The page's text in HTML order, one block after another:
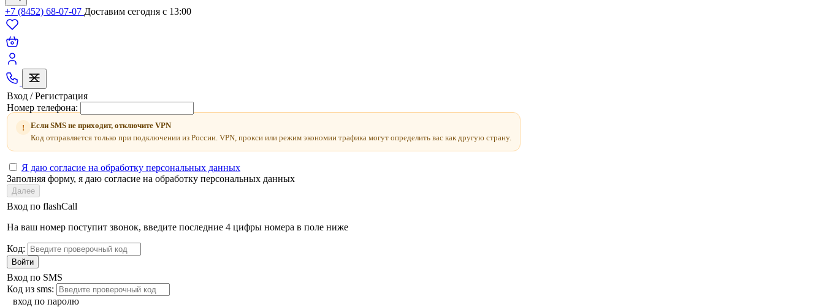
+7 (8452) 68-07-07 Доставим сегодня c 13:00
Вход / Регистрация
Номер телефона:
!
Если SMS не приходит, отключите VPN
Код отправляется только при подключении из России. VPN, прокси или режим экономии трафика могут определить вас как другую страну.
Я даю согласие на обработку персональных данных
Заполняя форму, я даю согласие на обработку персональных данных
Далее
Вход по flashCall
На ваш номер поступит звонок, введите последние 4 цифры номера в поле ниже
Код:
Войти
Вход по SMS
Код из sms:
вход по паролю